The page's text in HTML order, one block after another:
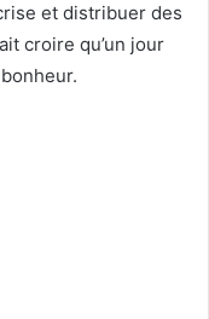
et distribuer des
croire qu’un jour